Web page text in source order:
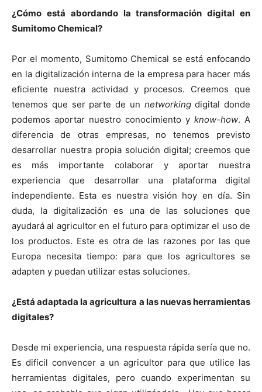
¿Cómo está abordando la transformación digital en
Sumitomo Chemical?
Por el momento, Sumitomo Chemical se está enfocando
en la digitalización interna de la empresa para hacer más
eficiente nuestra actividad y procesos. Creemos que
tenemos que ser parte de un networkingdigital donde
podemos aportar nuestro conocimiento y know-how. A
diferencia de otras empresas, no tenemos previsto
desarrollar nuestra propia solución digital; creemos que
es más importante colaborar y aportar nuestra
experiencia que desarrollar una plataforma digital
independiente. Esta es nuestra visión hoy en día. Sin
duda, la digitalización es una de las soluciones que
ayudará al agricultor en el futuro para optimizar el uso de
los productos. Este es otra de las razones por las que
Europa necesita tiempo: para que los agricultores se
adapten y puedan utilizar estas soluciones.
¿Está adaptada la agricultura a las nuevas herramientas
digitales?
Desde mi experiencia, una respuesta rápida sería que no.
Es difícil convencer a un agricultor para que utilice las
herramientas digitales, pero cuando experimentan su